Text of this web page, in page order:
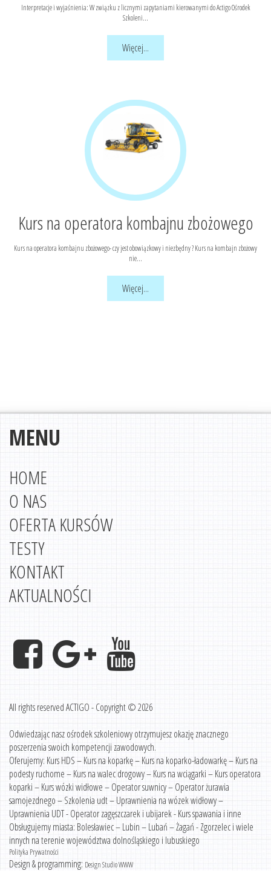
Interpretacje i wyjaśnienia: W związku z licznymi zapytaniami kierowanymi do Actigo Ośrodek
Szkoleni...
Więcej...
Kurs na operatora kombajnu zbożowego
Kurs na operatora kombajnu zbożowego- czy jest obowiązkowy i niezbędny ? Kurs na kombajn zbożowy
nie...
Więcej...
MENU
HOME
O NAS
OFERTA KURSÓW
TESTY
KONTAKT
AKTUALNOŚCI
All rights reserved ACTIGO - Copyright © 2026
Odwiedzając nasz ośrodek szkoleniowy otrzymujesz okazję znacznego
poszerzenia swoich kompetencji zawodowych.
Oferujemy: Kurs HDS – Kurs na koparkę – Kurs na koparko-ładowarkę – Kurs na
podesty ruchome – Kurs na walec drogowy – Kurs na wciągarki – Kurs operatora
koparki – Kurs wózki widłowe – Operator suwnicy – Operator żurawia
samojezdnego – Szkolenia udt – Uprawnienia na wózek widłowy –
Uprawnienia UDT - Operator zagęszczarek i ubijarek - Kurs spawania i inne
Obsługujemy miasta: Bolesławiec – Lubin – Lubań – Żagań - Zgorzelec i wiele
innych na terenie województwa dolnośląskiego i lubuskiego
Polityka Prywatności
Design & programming: Design Studio WWW